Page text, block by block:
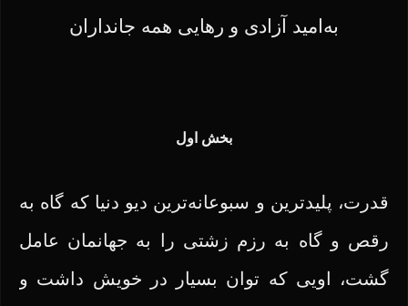
به‌امید آزادی و رهایی همه جانداران
بخش اول
قدرت، پلید‌ترین و سبوعانه‌ترین دیو دنیا که گاه به
رقص و گاه به رزم زشتی را به جهانمان عامل
گشت، اویی که توان بسیار در خویش داشت و